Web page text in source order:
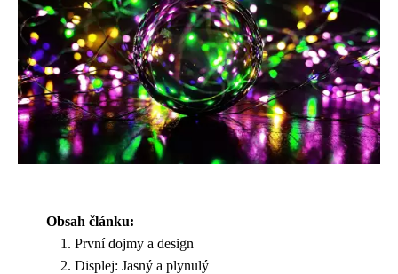
Obsah článku:
První dojmy a design
Displej: Jasný a plynulý